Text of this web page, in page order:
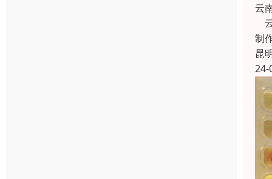
云
制
昆
24-